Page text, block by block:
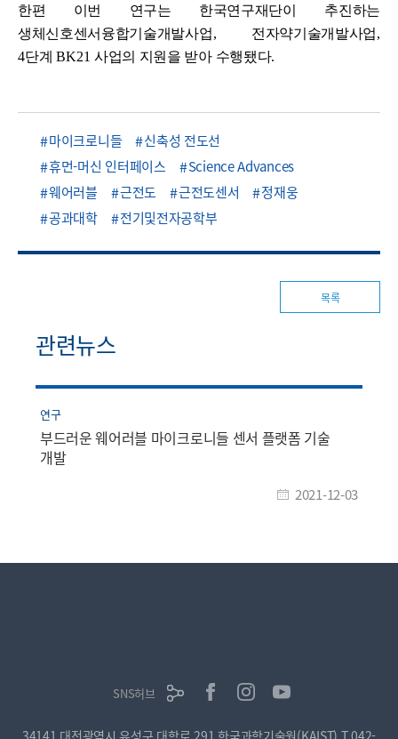
한편 이번 연구는 한국연구재단이 추진하는
생체신호센서융합기술개발사업, 전자약기술개발사업,
4단계BK21사업의 지원을 받아 수행됐다.
마이크로니들
신축성 전도선
휴먼-머신 인터페이스
Science Advances
웨어러블
근전도 근전도센서
정재웅
공과대학
전기및전자공학부
목록
관련뉴스
연구
부드러운 웨어러블 마이크로니들 센서 플랫폼 기술
개발
2021-12-03
SNS허브
34141 대전광역시 유성구 대학로 291 한국과학기술원(KAIST) T.042-